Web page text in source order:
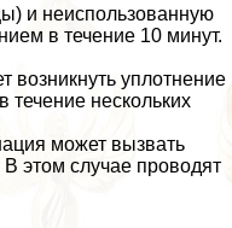
и неиспользованную
в течение 10 минут.
возникнуть уплотнение
течение нескольких
может вызвать
В этом случае проводят